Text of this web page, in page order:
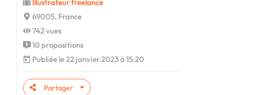
Illustrateur freelance
69005, France
742 vues
10 propositions
Publiée le 22 janvier 2023 à 15:20
Partager